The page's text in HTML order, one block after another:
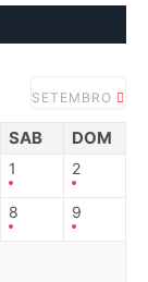
SETEMBRO
SAB DOM
1 2
8 9